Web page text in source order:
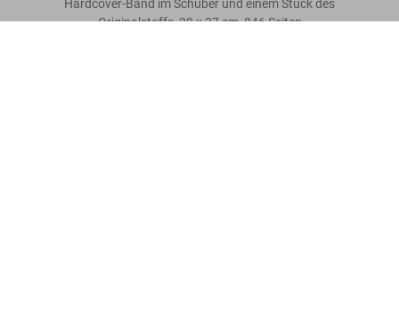
Hardcover-Band im Schuber und einem Stück des
Originalstoffs, 29 x 27 cm, 846 Seiten